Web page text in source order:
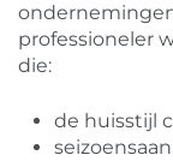
professioneler
die:
de huisstijl